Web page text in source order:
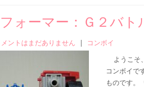
ォーマー：Ｇ２バト
メントはまだありません コンボイ
ようこそ
コンボイで
ものです。